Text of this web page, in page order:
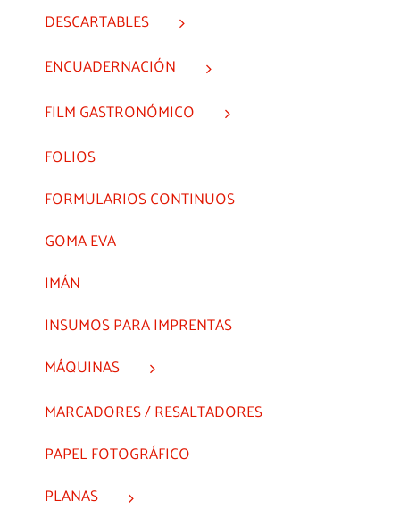
DESCARTABLES
ENCUADERNACIÓN
FILM GASTRONÓMICO
FOLIOS
FORMULARIOS CONTINUOS
GOMA EVA
IMÁN
INSUMOS PARA IMPRENTAS
MÁQUINAS
MARCADORES / RESALTADORES
PAPEL FOTOGRÁFICO
PLANAS